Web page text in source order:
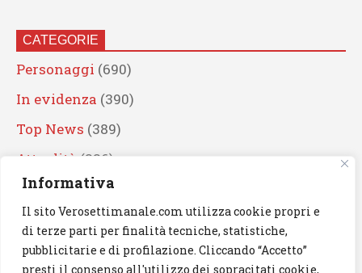
Informativa
Il sito Verosettimanale.com utilizza cookie propri e
di terze parti per finalità tecniche, statistiche,
pubblicitarie e di profilazione. Cliccando “Accetto”
presti il consenso all'utilizzo dei sopracitati cookie,
CATEGORIE
Personaggi (690)
In evidenza (390)
Top News (389)
Attualità (336)
Eventi(330)
Artisti (241)
News(239)